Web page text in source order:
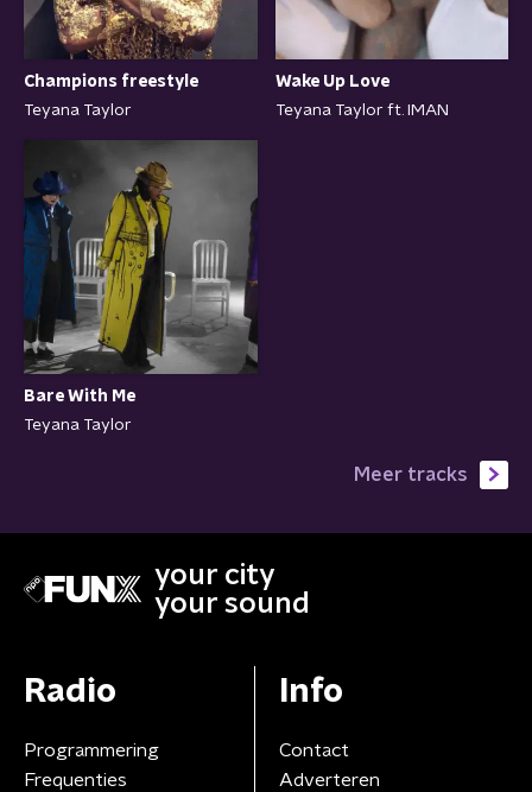
Champions freestyle
Teyana Taylor
Wake Up Love
Teyana Taylor ft. IMAN
Bare With Me
Teyana Taylor
Meer tracks
your city
your sound
Radio
Programmering
Frequenties
Info
Contact
Adverteren